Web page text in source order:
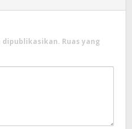
dipublikasikan. Ruas yang